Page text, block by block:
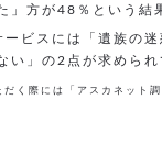
」方が48％という結
ビスには「遺族の迷
い」の2点が求められ
く際には「アスカネット